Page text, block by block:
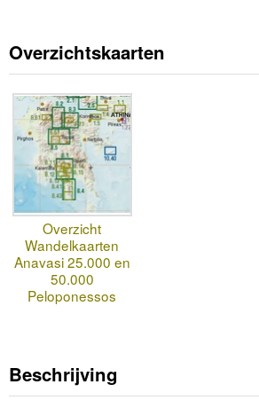
Overzichtskaarten
Overzicht
Wandelkaarten
Anavasi 25.000 en
50.000
Peloponessos
Beschrijving